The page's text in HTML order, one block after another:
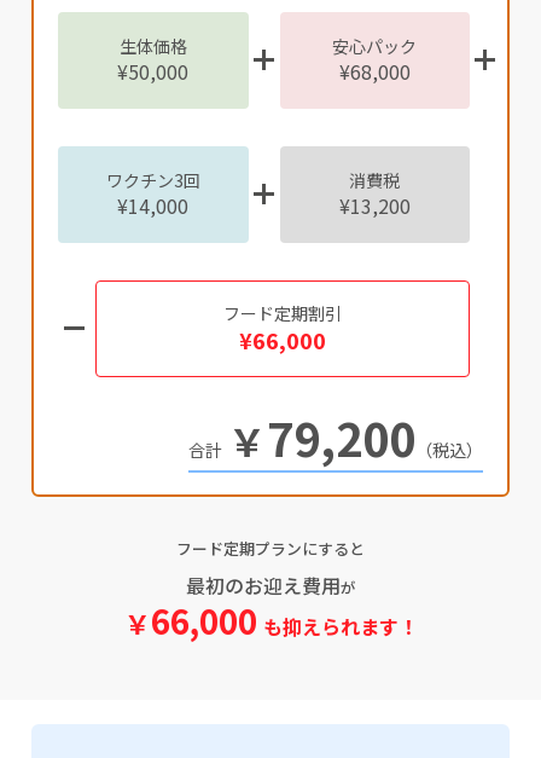
生体価格
¥50,000
安心パック
¥68,000
ワクチン3回
¥14,000
消費税
¥13,200
フード定期割引
¥66,000
￥79,200 （税込）
フード定期プランにすると
最初のお迎え費用が
￥66,000 も抑えられます！